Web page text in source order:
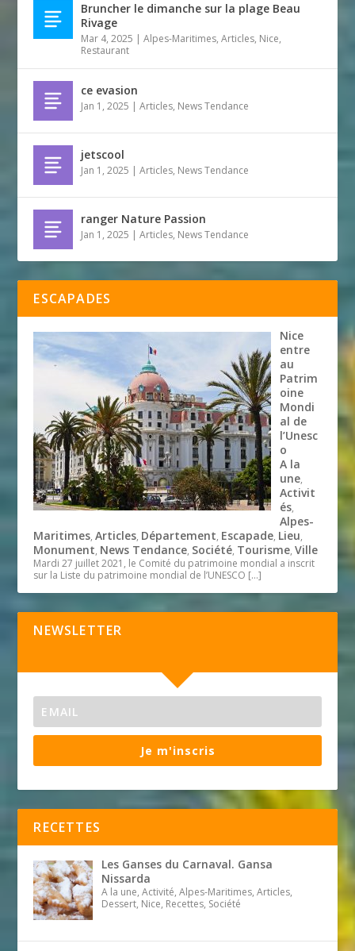
Bruncher le dimanche sur la plage Beau
Rivage
Mar 4, 2025 |Alpes-Maritimes,Articles, Nice,
Restaurant
ce evasion
Jan 1, 2025 |Articles, News Tendance
jetscool
Jan 1, 2025 |Articles, News Tendance
ranger Nature Passion
Jan 1, 2025 |Articles, News Tendance
ESCAPADES
Nice
entre
au
Patrim
oine
Mondi
al de
l’Unesc
o
A la
une,
Activit
és,
Alpes-
Maritimes,Articles, Département, Escapade, Lieu,
Monument, News Tendance, Société, Tourisme,Ville
Mardi 27 juillet 2021, le Comité du patrimoine mondial a inscrit
sur la Liste du patrimoine mondial de l’UNESCO […]
NEWSLETTER
Je m'inscris
RECETTES
Les Ganses du Carnaval. Gansa
Nissarda
A la une, Activité, Alpes-Maritimes, Articles,
Dessert, Nice, Recettes, Société